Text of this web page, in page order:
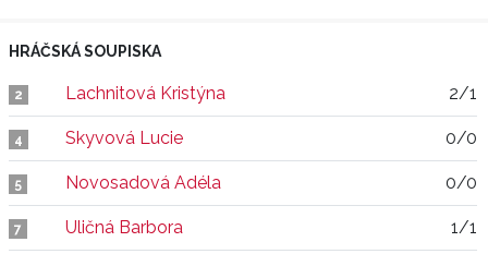
HRÁČSKÁ SOUPISKA
2 Lachnitová Kristýna 2/1
4 Skyvová Lucie 0/0
5 Novosadová Adéla 0/0
7 Uličná Barbora 1/1